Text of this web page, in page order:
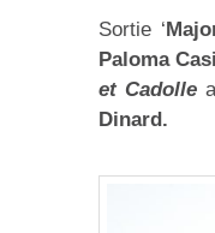
Sortie ‘
Paloma
et Cadolle
Dinard.